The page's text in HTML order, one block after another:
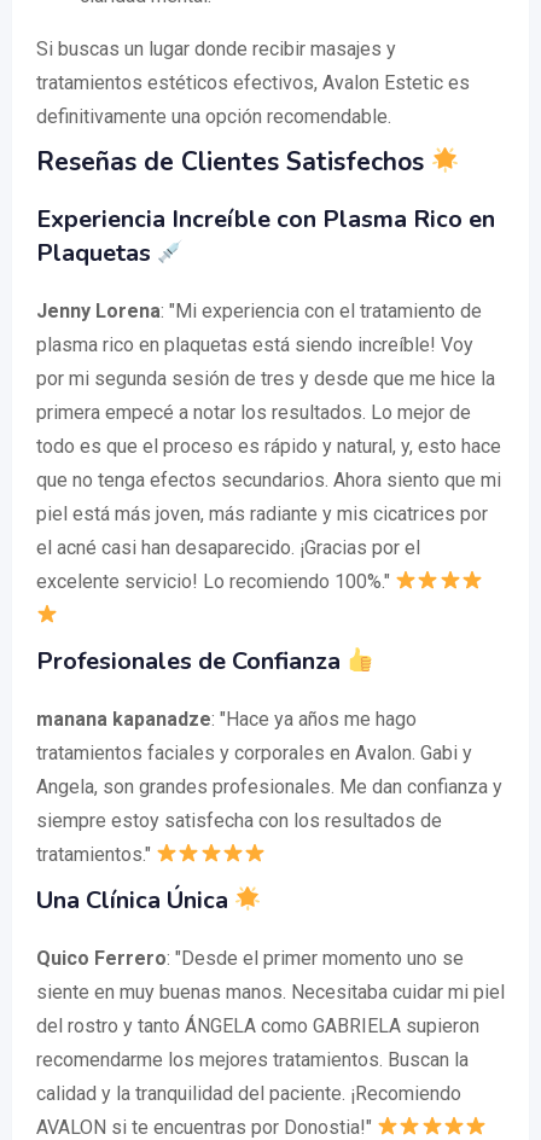
Si buscas un lugar donde recibir masajes y
tratamientos estéticos efectivos, Avalon Estetic es
definitivamente una opción recomendable.
Reseñas de Clientes Satisfechos
Experiencia Increíble con Plasma Rico en
Plaquetas
Jenny Lorena: "Mi experiencia con el tratamiento de
plasma rico en plaquetas está siendo increíble! Voy
por mi segunda sesión de tres y desde que me hice la
primera empecé a notar los resultados. Lo mejor de
todo es que el proceso es rápido y natural, y, esto hace
que no tenga efectos secundarios. Ahora siento que mi
piel está más joven, más radiante y mis cicatrices por
el acné casi han desaparecido. ¡Gracias por el
excelente servicio! Lo recomiendo 100%."
Profesionales de Confianza
manana kapanadze: "Hace ya años me hago
tratamientos faciales y corporales en Avalon. Gabi y
Angela, son grandes profesionales. Me dan confianza y
siempre estoy satisfecha con los resultados de
tratamientos."
Una Clínica Única
Quico Ferrero: "Desde el primer momento uno se
siente en muy buenas manos. Necesitaba cuidar mi piel
del rostro y tanto ÁNGELA como GABRIELA supieron
recomendarme los mejores tratamientos. Buscan la
calidad y la tranquilidad del paciente. ¡Recomiendo
AVALON si te encuentras por Donostia!"